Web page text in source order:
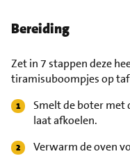
Bereiding
Zet in 7 stappen deze
tiramisuboompjes op
Smelt de boter met
laat afkoelen.
Verwarm de oven